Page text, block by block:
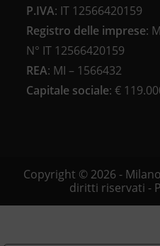
P.IVA: IT 12566420159
Registro delle imprese:
N° IT 12566420159
REA: MI – 1566432
Capitale sociale: €
Copyright © 2026 -
diritti riservati -